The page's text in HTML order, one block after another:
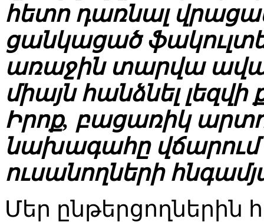
հետո դառնալ
ցանկացած
առաջին տարվա
միայն հանձնել լեզվի
Իրոք, բացառիկ
նախագահը վճարում է
ուսանողների
Մեր ընթերցողներին